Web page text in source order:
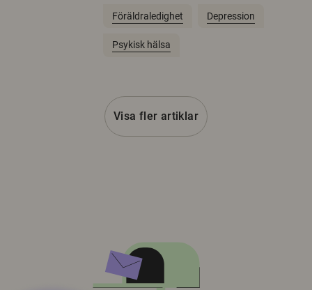
Föräldraledighet Depression
Psykisk hälsa
Visa fler artiklar